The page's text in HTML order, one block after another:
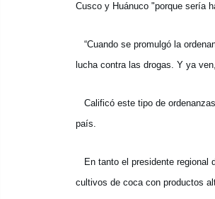
Cusco y Huánuco "porque sería
“Cuando se promulgó la
lucha contra las drogas. Y ya
Calificó este tipo de
país.
En tanto el presidente regional
cultivos de coca con productos